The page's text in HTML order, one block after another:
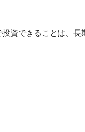
資できることは、長